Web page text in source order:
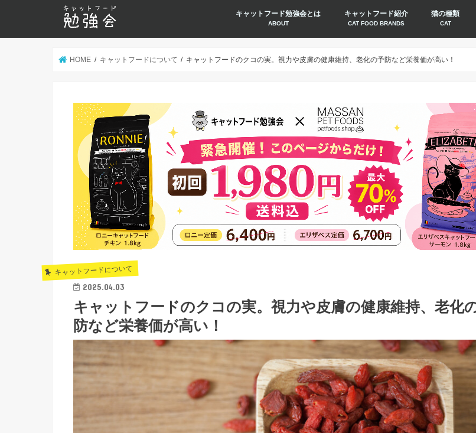
キャットフード勉強会とは
ABOUT
キャットフード紹介
CAT FOOD BRANDS
猫の種類
CAT
HOME キャットフードについて キャットフードのクコの実。視力や皮膚の健康維持、老化の予防など栄養価が高い！
キャットフードについて
2025.04.03
キャットフードのクコの実。視力や皮膚の健康維持、老化
防など栄養価が高い！